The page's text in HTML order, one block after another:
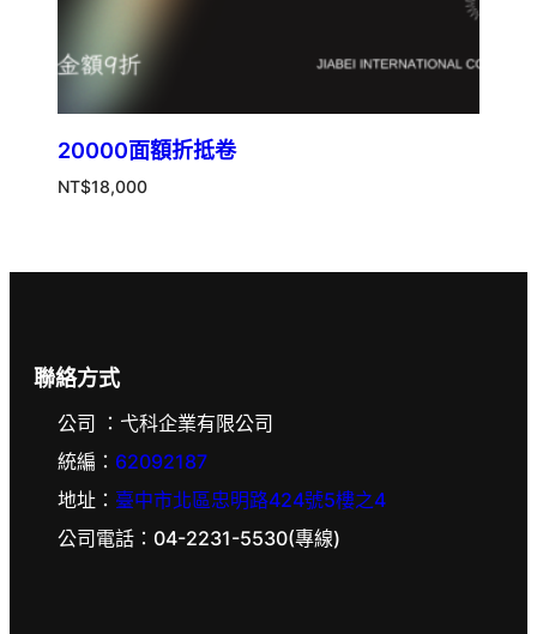
20000面額折抵卷
NT$18,000
聯絡方式
公司 ：弋科企業有限公司
統編： 62092187
地址： 臺中市北區忠明路424號5樓之4
公司電話：04-2231-5530(專線)